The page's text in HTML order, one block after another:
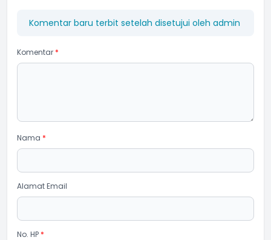
Komentar baru terbit setelah disetujui oleh admin
Komentar *
Nama *
Alamat Email
No. HP *